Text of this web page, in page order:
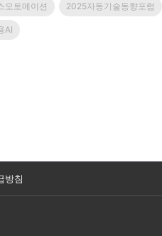
오토메이션 2025자동기술동향포럼
AI
방침